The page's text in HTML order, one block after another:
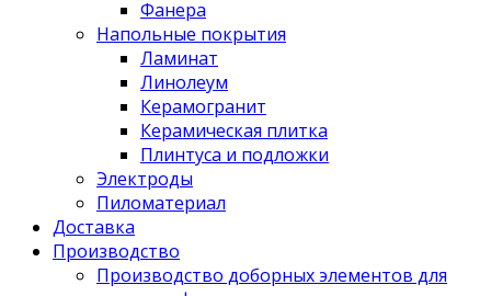
Фанера
Напольные покрытия
Ламинат
Линолеум
Керамогранит
Керамическая плитка
Плинтуса и подложки
Электроды
Пиломатериал
Доставка
Производство
Производство доборных элементов для